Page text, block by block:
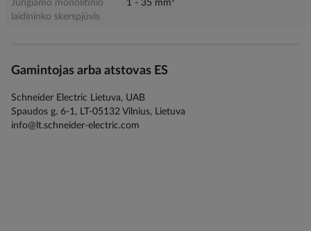
Jungiamo monolitinio
laidininko skerspjūvis
1 - 35 mm²
Gamintojas arba atstovas ES
Schneider Electric Lietuva, UAB
Spaudos g. 6-1, LT-05132 Vilnius, Lietuva
info@lt.schneider-electric.com